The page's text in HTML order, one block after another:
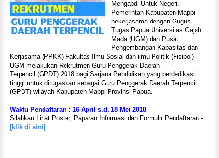
Mengabdi Untuk Negeri.
Pemerintah Kabupaten Mappi
bekerjasama dengan Gugus
Tugas Papua Universitas Gajah
Mada (UGM) dan Pusat
Pengembangan Kapasitas dan
Kerjasama (PPKK) Fakultas Ilmu Sosial dan ilmu Politik (Fisipol)
UGM melakukan Rekrutmen Guru Penggerak Daerah
Terpencil (GPDT) 2018 bagi Sarjana Pendidikan yang berdedikasi
tinggi untuk ditugaskan sebagai Guru Penggerak Daerah Terpencil
(GPDT) wilayah Kabupaten Mappi Provinsi Papua.
Waktu Pendaftaran : 16 April s.d. 18 Mei 2018
Silahkan Lihat Poster, Paparan Informasi dan Formulir Pendaftaran -
[klik di sini]